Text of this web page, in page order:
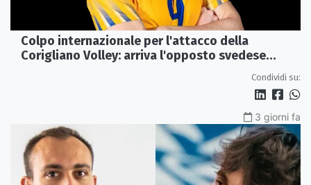
Colpo internazionale per l'attacco della
Corigliano Volley: arriva l'opposto svedese
Condividi su:
3 giorni fa